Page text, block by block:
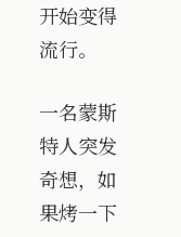
开始变得
流行。
一名蒙斯
特人突发
奇想，如
果烤一下